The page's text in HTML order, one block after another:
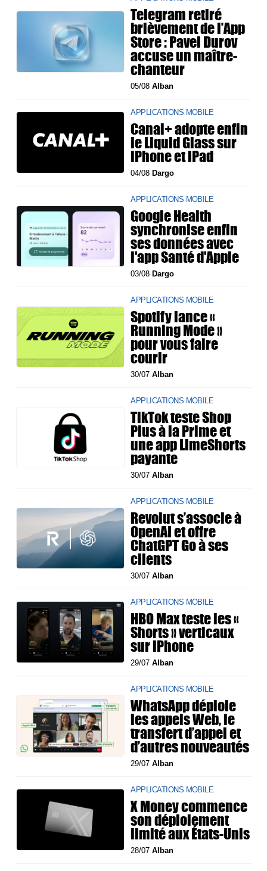
Telegram retiré
brièvement de l’App
Store : Pavel Durov
accuse un maître-
chanteur
05/08Alban
APPLICATIONS MOBILE
Canal+ adopte enfin
le Liquid Glass sur
iPhone et iPad
04/08Dargo
APPLICATIONS MOBILE
Google Health
synchronise enfin
ses données avec
l'app Santé d'Apple
03/08Dargo
APPLICATIONS MOBILE
Spotify lance «
Running Mode »
pour vous faire
courir
30/07Alban
APPLICATIONS MOBILE
TikTok teste Shop
Plus à la Prime et
une app LimeShorts
payante
30/07Alban
APPLICATIONS MOBILE
Revolut s’associe à
OpenAI et offre
ChatGPT Go à ses
clients
30/07Alban
APPLICATIONS MOBILE
HBO Max teste les «
Shorts » verticaux
sur iPhone
29/07Alban
APPLICATIONS MOBILE
WhatsApp déploie
les appels Web, le
transfert d’appel et
d’autres nouveautés
29/07Alban
APPLICATIONS MOBILE
X Money commence
son déploiement
limité aux États-Unis
28/07Alban